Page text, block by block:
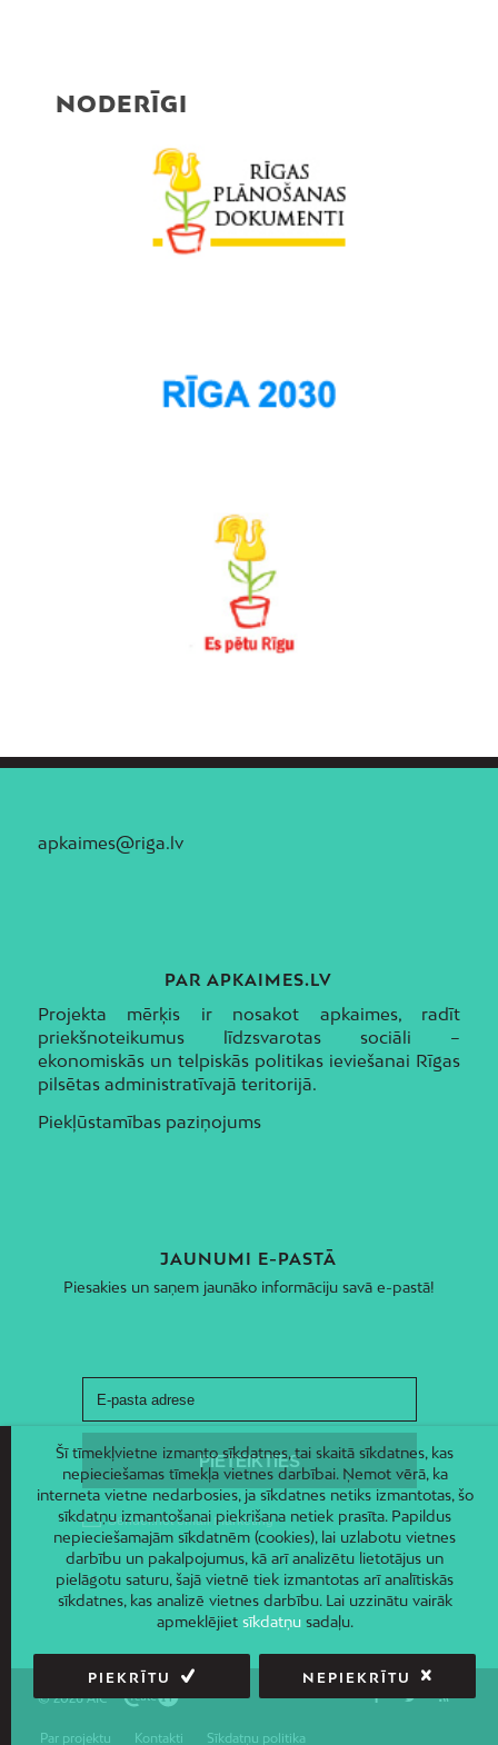
NODERĪGI
apkaimes@riga.lv
PAR APKAIMES.LV
Projekta mērķis ir nosakot apkaimes, radīt
priekšnoteikumus līdzsvarotas sociāli –
ekonomiskās un telpiskās politikas ieviešanai Rīgas
pilsētas administratīvajā teritorijā.
Piekļūstamības paziņojums
JAUNUMI E-PASTĀ
Piesakies un saņem jaunāko informāciju savā e-pastā!
© 2026 AIC
Par projektu Kontakti Sīkdatņu politika
Šī tīmekļvietne izmanto sīkdatnes, tai skaitā sīkdatnes, kas
nepieciešamas tīmekļa vietnes darbībai. Ņemot vērā, ka
interneta vietne nedarbosies, ja sīkdatnes netiks izmantotas, šo
sīkdatņu izmantošanai piekrišana netiek prasīta. Papildus
nepieciešamajām sīkdatnēm (cookies), lai uzlabotu vietnes
darbību un pakalpojumus, kā arī analizētu lietotājus un
pielāgotu saturu, šajā vietnē tiek izmantotas arī analītiskās
sīkdatnes, kas analizē vietnes darbību. Lai uzzinātu vairāk
apmeklējiet sīkdatņusadaļu.
PIEKRĪTU NEPIEKRĪTU